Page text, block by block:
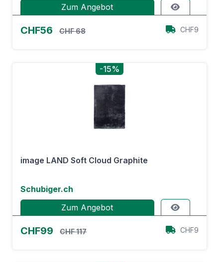
Zum Angebot
CHF56 CHF 68 CHF9
-15%
image LAND Soft Cloud Graphite
Schubiger.ch
Zum Angebot
CHF99 CHF 117 CHF9